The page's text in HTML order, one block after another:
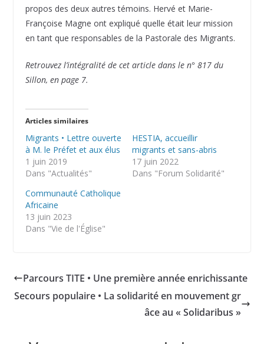
propos des deux autres témoins. Hervé et Marie-
Françoise Magne ont expliqué quelle était leur mission
en tant que responsables de la Pastorale des Migrants.
Retrouvez l’intégralité de cet article dans le n° 817 du
Sillon, en page 7.
Articles similaires
Migrants • Lettre ouverte
à M. le Préfet et aux élus
1 juin 2019
Dans "Actualités"
HESTIA, accueillir
migrants et sans-abris
17 juin 2022
Dans "Forum Solidarité"
Communauté Catholique
Africaine
13 juin 2023
Dans "Vie de l'Église"
Parcours TITE • Une première année enrichissante
Secours populaire • La solidarité en mouvement gr
âce au « Solidaribus »